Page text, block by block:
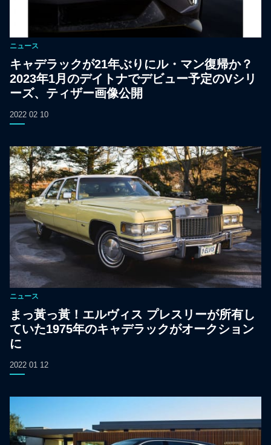
ニュース
キャデラックが21年ぶりにル・マン復帰か？
2023年1月のデイトナでデビュー予定のVシリ
ーズ、ティザー画像公開
2022 02 10
ニュース
まっ黃っ黃！エルヴィス プレスリーが所有し
ていた1975年のキャデラックがオークション
に
2022 01 12